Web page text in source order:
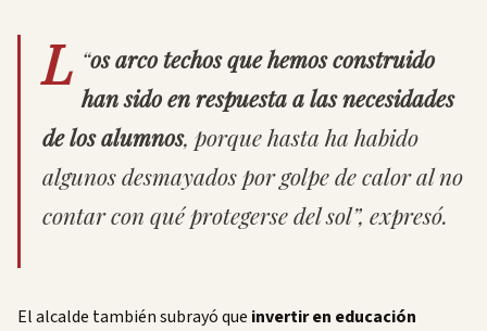
“
L os arco techos que hemos construido
han sido en respuesta a las necesidades
de los alumnos, porque hasta ha habido
algunos desmayados por golpe de calor al no
contar con qué protegerse del sol”, expresó.
El alcalde también subrayó que invertir en educación